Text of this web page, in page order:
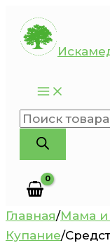
Перейти
содержимому
Поиск
товаров
Главная/Мама
Купание/